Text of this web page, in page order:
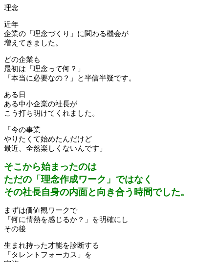
理念
近年
企業の「理念づくり」に関わる機会が
増えてきました。
どの企業も
最初は「理念って何？」
「本当に必要なの？」と半信半疑です。
ある日
ある中小企業の社長が
こう打ち明けてくれました。
「今の事業
やりたくて始めたんだけど
最近、全然楽しくないんです」
そこから始まったのは
ただの「理念作成ワーク」ではなく
その社長自身の内面と向き合う時間でした。
まずは価値観ワークで
「何に情熱を感じるか？」を明確にし
その後
生まれ持った才能を診断する
「タレントフォーカス」を